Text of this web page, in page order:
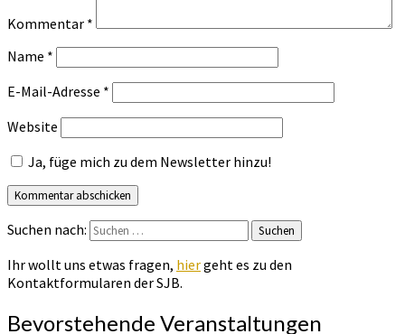
Kommentar *
Name *
E-Mail-Adresse *
Website
Ja, füge mich zu dem Newsletter hinzu!
Suchen nach: Suchen
Ihr wollt uns etwas fragen, hiergeht es zu den
Kontaktformularen der SJB.
Bevorstehende Veranstaltungen